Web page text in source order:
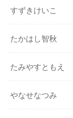
すずきけいこ
たかはし智秋
たみやすともえ
やなせなつみ